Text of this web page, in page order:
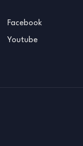
Facebook
Youtube